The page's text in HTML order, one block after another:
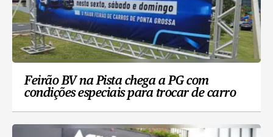
Feirão BV na Pista chega a PG com
condições especiais para trocar de carro